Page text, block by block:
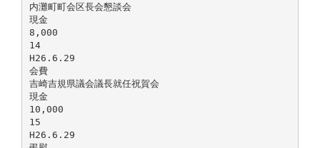
内灘町町会区長会懇談会
現金
8,000
14
H26.6.29
会費
吉崎吉規県議会議長就任祝賀会
現金
10,000
15
H26.6.29